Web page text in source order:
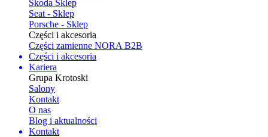
Skoda Sklep
Seat - Sklep
Porsche - Sklep
Części i akcesoria
Części zamienne NORA B2B
Części i akcesoria
Kariera
Grupa Krotoski
Salony
Kontakt
O nas
Blog i aktualności
Kontakt